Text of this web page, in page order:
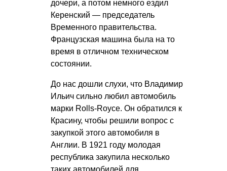
дочери, а потом немного ездил
Керенский — председатель
Временного правительства.
Французская машина была на то
время в отличном техническом
состоянии.
До нас дошли слухи, что Владимир
Ильич сильно любил автомобиль
марки Rolls-Royce. Он обратился к
Красину, чтобы решили вопрос с
закупкой этого автомобиля в
Англии. В 1921 году молодая
республика закупила несколько
таких автомобилей для